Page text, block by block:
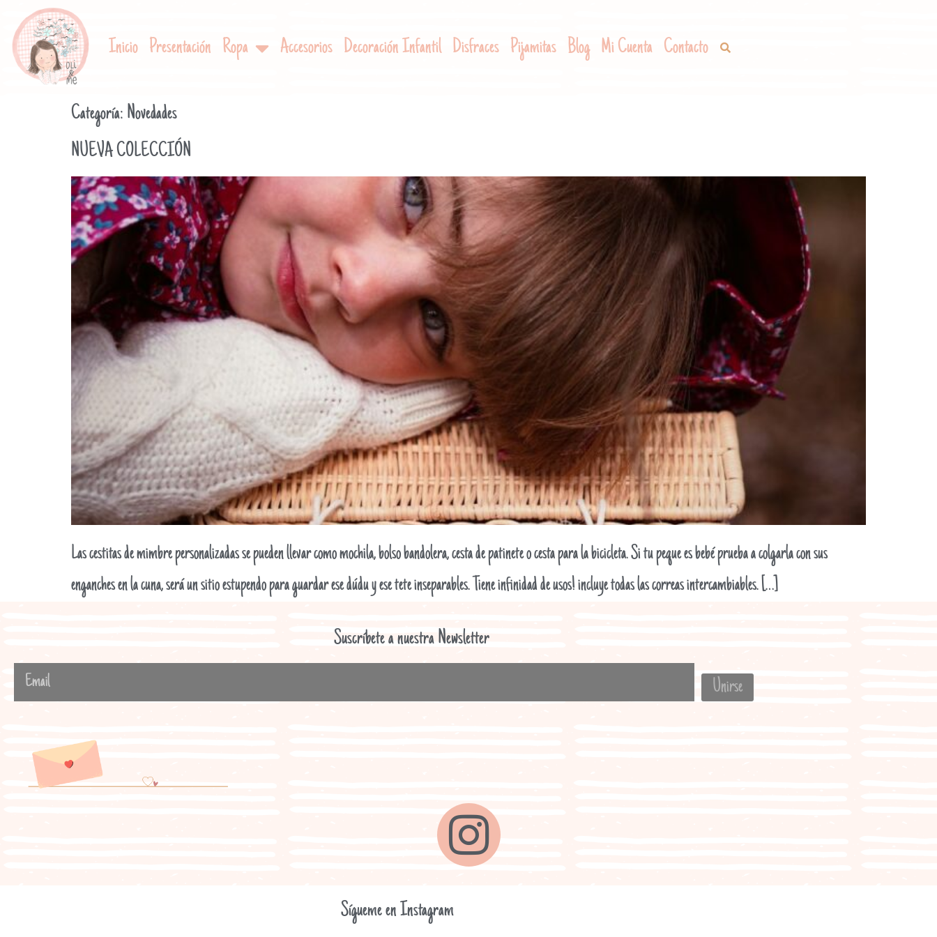
Inicio Presentación Ropa Accesorios Decoración Infantil Disfraces Pijamitas Blog Mi Cuenta Contacto
Categoría: Novedades
NUEVA COLECCIÓN
Las cestitas de mimbre personalizadas se pueden llevar como mochila, bolso bandolera, cesta de patinete o cesta para la bicicleta. Si tu peque es bebé prueba a colgarla con sus
enganches en la cuna, será un sitio estupendo para guardar ese dúdu y ese tete inseparables. Tiene infinidad de usos! incluye todas las correas intercambiables. […]
Suscríbete a nuestra Newsletter
Unirse
Sígueme en Instagram